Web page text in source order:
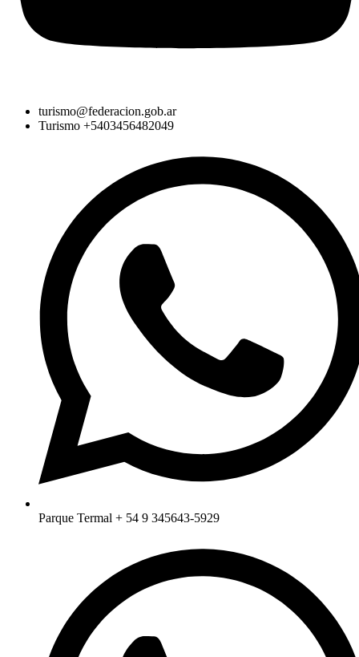
turismo@federacion.gob.ar
Turismo +5403456482049
Parque Termal + 54 9 345643-5929